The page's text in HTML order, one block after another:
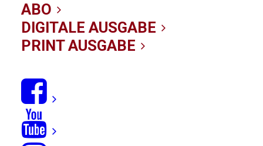
ABO
DIGITALE AUSGABE
PRINT AUSGABE